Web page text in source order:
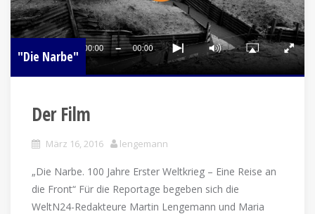
"Die Narbe"
Der Film
März 16, 2016 lengemann
„Die Narbe. 100 Jahre Erster Weltkrieg – Eine Reise an
die Front“ Für die Reportage begeben sich die
WeltN24-Redakteure Martin Lengemann und Maria